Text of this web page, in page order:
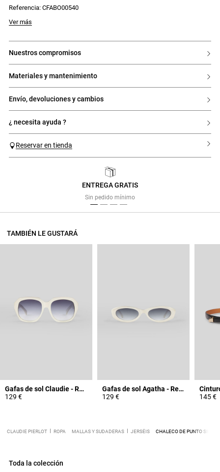
códigos formales con un espíritu desenfadado.
Cuello de punto para poner con cuello alto y tapeta polo con botones a
presión plateados
- Tapeta polo con 5 botones a presión plateados
- Bordado CP
- Banda de sujeción en los lados del cuello
- Bordes de canalé a la altura de los hombros
Referencia: CFABO00540
Ver más
nuestros compromisos
materiales y mantenimiento
envío, devoluciones y cambios
¿ necesita ayuda ?
Reservar en tienda
ENTREGA GRATIS
Sin pedido mínimo
TAMBIÉN LE GUSTARÁ
Gafas de sol Claudie - Rendel
129 €
Gafas de sol Agatha - Rendel
129 €
145 €
CLAUDIE PIERLOT ROPA MALLAS Y SUDADERAS JERSÉIS CHALECO DE PUNTO SIN
Toda la colección